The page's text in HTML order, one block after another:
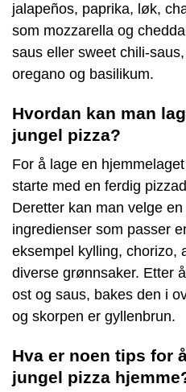
jalapeños, paprika, løk,
som mozzarella og
saus eller sweet chili-
oregano og basilikum.
Hvordan kan man
jungel pizza?
For å lage en
starte med en ferdig
Deretter kan man velge
ingredienser som passer
eksempel kylling, chorizo,
diverse grønnsaker. Etter
ost og saus, bakes den i
og skorpen er gyllenbrun.
Hva er noen tips for
jungel pizza